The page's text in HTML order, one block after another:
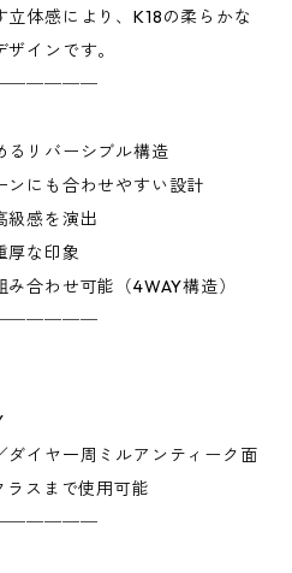
体感により、K18の柔らかな
インです。
るリバーシブル構造
ンにも合わせやすい設計
級感を演出
厚な印象
合わせ可能（4WAY構造）
ダイヤ一周ミルアンティーク面
ラスまで使用可能